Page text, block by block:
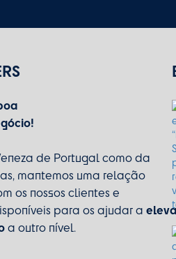
de Portugal como da
mantemos uma relação
os nossos clientes e
para os ajudar a
a outro nível.